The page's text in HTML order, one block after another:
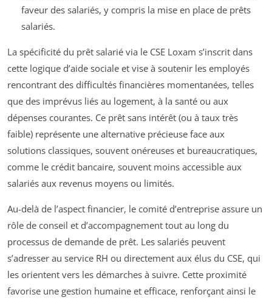
faveur des salariés, y compris la mise en place de prêts
salariés.
La spécificité du prêt salarié via le CSE Loxam s’inscrit dans
cette logique d’aide sociale et vise à soutenir les employés
rencontrant des difficultés financières momentanées, telles
que des imprévus liés au logement, à la santé ou aux
dépenses courantes. Ce prêt sans intérêt (ou à taux très
faible) représente une alternative précieuse face aux
solutions classiques, souvent onéreuses et bureaucratiques,
comme le crédit bancaire, souvent moins accessible aux
salariés aux revenus moyens ou limités.
Au-delà de l’aspect financier, le comité d’entreprise assure un
rôle de conseil et d’accompagnement tout au long du
processus de demande de prêt. Les salariés peuvent
s’adresser au service RH ou directement aux élus du CSE, qui
les orientent vers les démarches à suivre. Cette proximité
favorise une gestion humaine et efficace, renforçant ainsi le